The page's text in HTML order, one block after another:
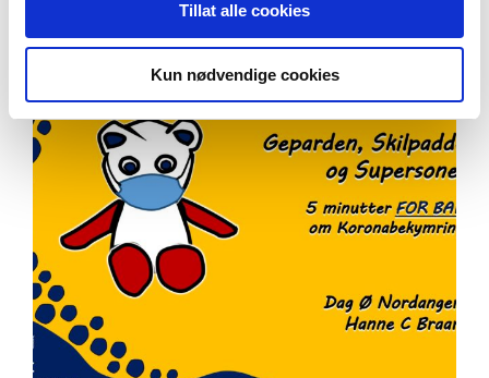
Tillat alle cookies
Kun nødvendige cookies
barnevernets arbeid med fosterforeldre?